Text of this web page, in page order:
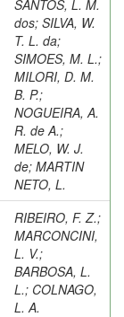
SANTOS, L. M.
dos; SILVA, W.
T. L. da;
SIMOES, M. L.;
MILORI, D. M.
B. P.;
NOGUEIRA, A.
R. de A.;
MELO, W. J.
de; MARTIN
NETO, L.
RIBEIRO, F. Z.;
MARCONCINI,
L. V.;
BARBOSA, L.
L.; COLNAGO,
L. A.